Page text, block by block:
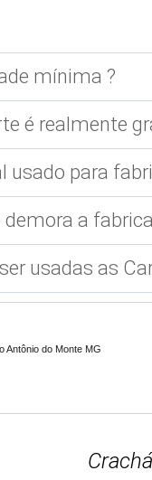
mínima ?
é realmente
usado para
a
usadas as
Antônio do Monte MG